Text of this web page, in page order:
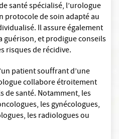
santé spécialisé, l’urologue
protocole de soin adapté au
Il assure également
guérison, et prodigue conseils
risques de récidive.
patient souffrant d’une
collabore étroitement
de santé. Notamment, les
les gynécologues,
les radiologues ou